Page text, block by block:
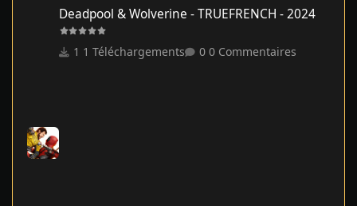
Deadpool & Wolverine - TRUEFRENCH - 2024
1 Téléchargements 0 Commentaires